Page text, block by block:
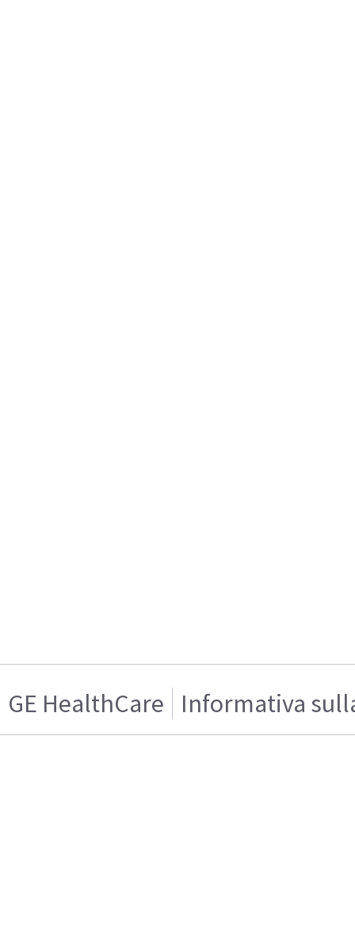
GE HealthCare Informativa